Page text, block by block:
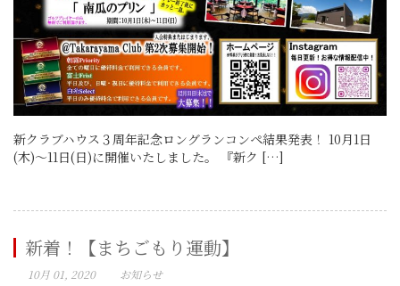
新クラブハウス３周年記念ロングランコンペ結果発表！ 10月1日
(木)～11日(日)に開催いたしました。 『新ク […]
新着！【まちごもり運動】
10月 01, 2020 お知らせ